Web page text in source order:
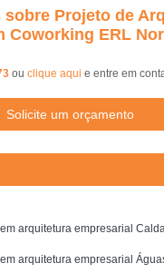
sobre Projeto de
Coworking ERL
ou clique aqui e entre em
Solicite um orçamento
arquitetura empresarial
arquitetura empresarial